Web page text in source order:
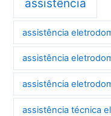
assistência
assistência
assistência
assistência
assistência técnica